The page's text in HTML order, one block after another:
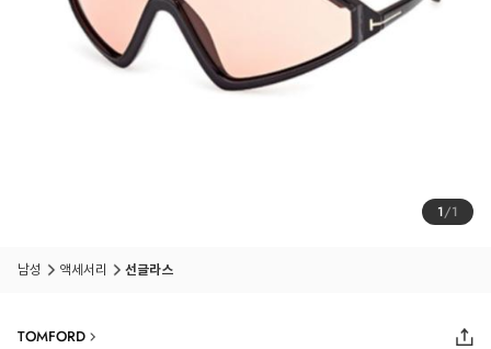
1/1
남성 액세서리 선글라스
TOMFORD